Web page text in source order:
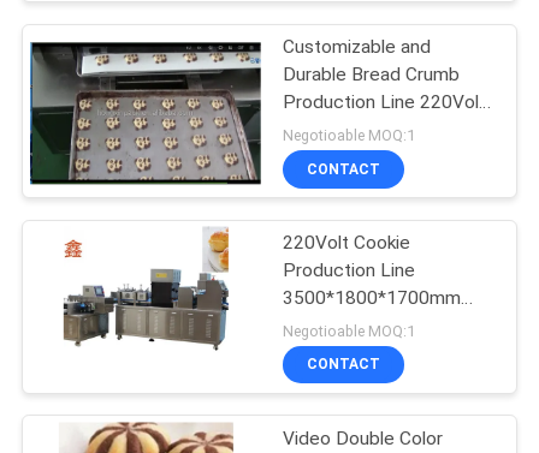
Gestoomde Gevulde
Broodjesmachine
Automatische
Churro-Machine
Customizable and
Durable Bread Crumb
Production Line 220Volt
220Volt Machine Size
3500*1800*1700mm
Negotioable MOQ:1
CONTACT
220Volt Cookie
Production Line
3500*1800*1700mm
with Video
Negotioable MOQ:1
CONTACT
Video Double Color